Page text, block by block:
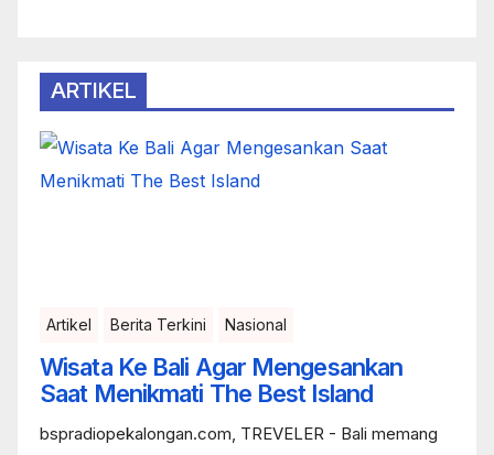
ARTIKEL
Artikel Berita Terkini Nasional
Wisata Ke Bali Agar Mengesankan
Saat Menikmati The Best Island
bspradiopekalongan.com, TREVELER - Bali memang